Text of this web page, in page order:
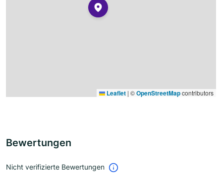
Leaflet | ©OpenStreetMapcontributors
Bewertungen
Nicht verifizierte Bewertungen